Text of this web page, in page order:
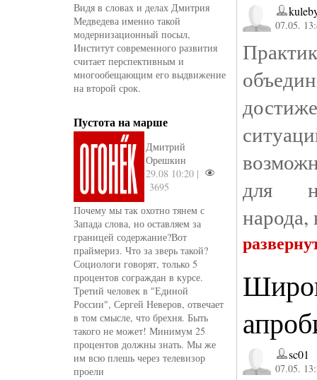
Видя в словах и делах Дмитрия
Медведева именно такой
модернизационный посыл,
Институт современного развития
считает перспективным и
многообещающим его выдвижение
на второй срок.
Пустота на марше
Дмитрий
Орешкин
29.08 10:20 |
3695
Почему мы так охотно тянем с
Запада слова, но оставляем за
границей содержание?Вот
праймериз. Что за зверь такой?
Социологи говорят, только 5
процентов сограждан в курсе.
Третий человек в "Единой
России", Сергей Неверов, отвечает
в том смысле, что брехня. Быть
такого не может! Минимум 25
процентов должны знать. Мы же
им всю плешь через телевизор
проели
07.05.
для
sc01
07.05.